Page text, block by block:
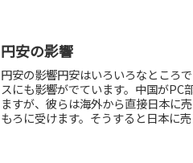
円安の影響
円安の影響円安はいろいろなところ
スにも影響がでています。中国がPC
ますが、彼らは海外から直接日本に
もろに受けます。そうすると日本に